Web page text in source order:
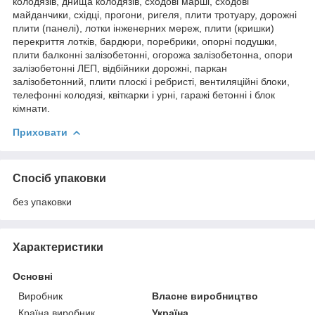
майданчики, східці, прогони, ригеля, плити тротуару, дорожні
плити (панелі), лотки інженерних мереж, плити (кришки)
перекриття лотків, бардюри, поребрики, опорні подушки,
плити балконні залізобетонні, огорожа залізобетонна, опори
залізобетонні ЛЕП, відбійники дорожні, паркан
залізобетонний, плити плоскі і ребристі, вентиляційні блоки,
телефонні колодязі, квіткарки і урні, гаражі бетонні і блок
кімнати.
Приховати
Спосіб упаковки
без упаковки
Характеристики
Основні
Виробник
Власне виробництво
Країна виробник
Україна